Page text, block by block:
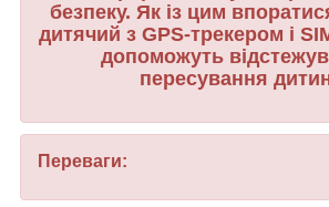
безпеку. Як із цим
дитячий з GPS-трекером і
допоможуть
пересування
Переваги: